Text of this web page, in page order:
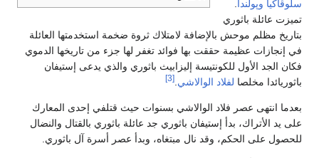
سلوڤاكيا وپولندا.
تميزت عائلة باثوري
بتاريخ مظلم موحش بالإضافة لامتلاك ثروة ضخمة استخدمتها العائلة
في إنجازات عظيمة حققت بها فوائد تغفر لها جزء من تاريخها الدموي
فكان الجد الأول للكونتيسة إليزابيث باثوري والذي يدعى إستيفان
باثوريائدا مخلصا لفلاد الوالاشي.
[3]
بعدما انتهى عصر فلاد الوالاشي بسنوات حيث قتلفي إحدى المعارك
على يد الأتراك، بدأ إستيفان باثوري جد عائلة باثوري بالقتال والنضال
للحصول على الحكم، وقد نال مبتغاه، وبدأ عصر أسرة آل باثوري.